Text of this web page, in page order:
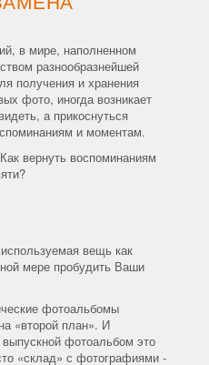
в мире, наполненном
разнообразнейшей
получения и хранения
фото, иногда возникает
а прикоснуться
и моментам.
вернуть воспоминаниям
вещь как
мере пробудить Ваши
фотоальбомы
«второй план». И
фотоальбом это
«склад» с фотографиями -